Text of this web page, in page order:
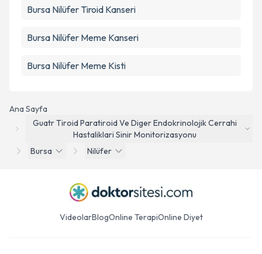
Ana Sayfa
Guatr Tiroid Paratiroid Ve Diger Endokrinolojik Cerrahi
Hastaliklari Sinir Monitorizasyonu
Bursa
Nilüfer
Bursa Nilüfer Tiroid Kanseri
Bursa Nilüfer Meme Kanseri
Bursa Nilüfer Meme Kisti
VideolarBlogOnline TerapiOnline Diyet